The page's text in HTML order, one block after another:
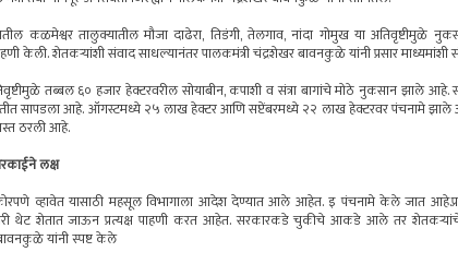
कळमेश्वर तालुक्यातील मौजा दाढेरा, तिडंगी, तेलगाव, नांदा गोमुख या अतिवृष्टीमुळे
केली. शेतकऱ्यांशी संवाद साधल्यानंतर पालकमंत्री चंद्रशेखर बावनकुळे यांनी प्रसार माध्यमांशी
तब्बल ६० हजार हेक्टरवरील सोयाबीन, कपाशी व संत्रा बागांचे मोठे नुकसान झाले
सापडला आहे. ऑगस्टमध्ये २५ लाख हेक्टर आणि सप्टेंबरमध्ये २२ लाख हेक्टरवर पंचनामे
ठरली आहे.
लक्ष
व्हावेत यासाठी महसूल विभागाला आदेश देण्यात आले आहेत. इ पंचनामे केले जात
थेट शेतात जाऊन प्रत्यक्ष पाहणी करत आहेत. सरकारकडे चुकीचे आकडे आले तर
यांनी स्पष्ट केले